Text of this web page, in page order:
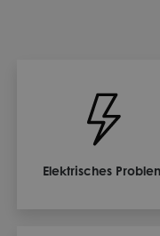
Elektrisches